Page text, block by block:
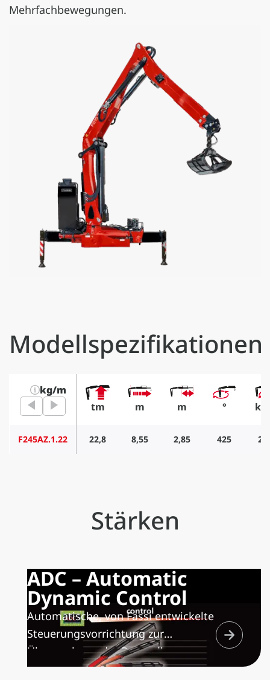
Mehrfachbewegungen.
Modellspezifikationen
kg/m
tm
m m °
F245AZ.1.22 22,8 8,55 2,85 425
Stärken
ADC – Automatic
Dynamic Control
Automatische, von Fassi entwickelte
Steuerungsvorrichtung zur
Überwachung der Dynamik
sämtlicher Kranfunktionen und